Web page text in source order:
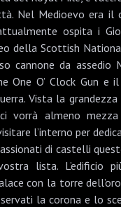
Nel Medioevo era il
ospita i
della Scottish
cannone da assedio
One O’ Clock Gun e
Vista la
vorrà almeno
l’interno per
di castelli
lista. L’edificio
con la torre
la corona e lo